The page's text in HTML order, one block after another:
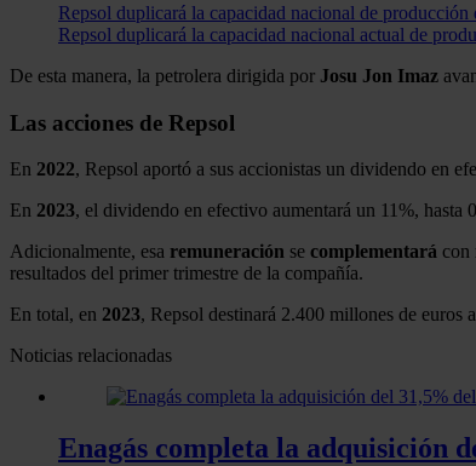
Repsol duplicará la capacidad nacional de
Repsol duplicará la capacidad nacional actual de
De esta manera, la petrolera dirigida por Josu Jon Imaz
Las acciones de Repsol
En 2022, Repsol aportó a sus accionistas un dividendo en
En 2023, el dividendo en efectivo aumentará un 11%, hasta
Adicionalmente, esa remuneración se complementará con
resultados del primer trimestre de la compañía.
En total, en 2023, Repsol destinará 2.400 millones de euros
Noticias relacionadas
Enagás completa la adquisición